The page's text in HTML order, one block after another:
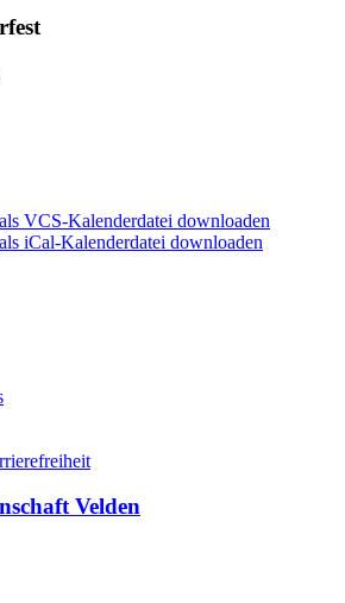
VCS-Kalenderdatei downloaden
iCal-Kalenderdatei downloaden
Velden